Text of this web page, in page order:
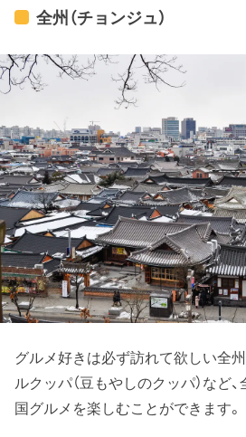
全州（チョンジュ）
グルメ好きは必ず訪れて欲しい全
ルクッパ（豆もやしのクッパ）など
国グルメを楽しむことができます。